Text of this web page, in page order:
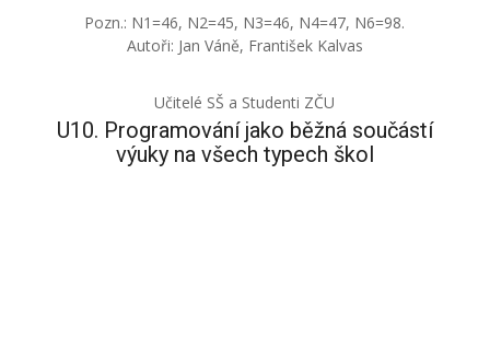
Pozn.: N1=46, N2=45, N3=46, N4=47, N6=98.
Autoři: Jan Váně, František Kalvas
Učitelé SŠ a Studenti ZČU
U10. Programování jako běžná součástí
výuky na všech typech škol